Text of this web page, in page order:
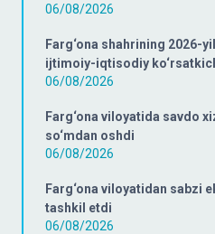
06/08/2026
Farg‘ona shahrining 2026-
ijtimoiy-iqtisodiy
06/08/2026
Farg‘ona viloyatida savdo
so‘mdan oshdi
06/08/2026
Farg‘ona viloyatidan sabzi
tashkil etdi
06/08/2026